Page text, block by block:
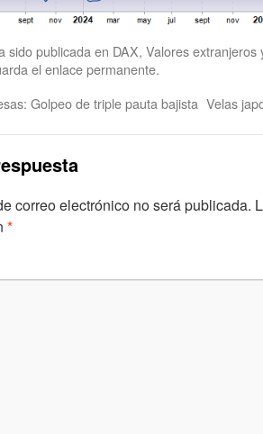
sido publicada en DAX, Valores extranjeros
el enlace permanente.
Golpeo de triple pauta bajista Velas
correo electrónico no será publicada.
*